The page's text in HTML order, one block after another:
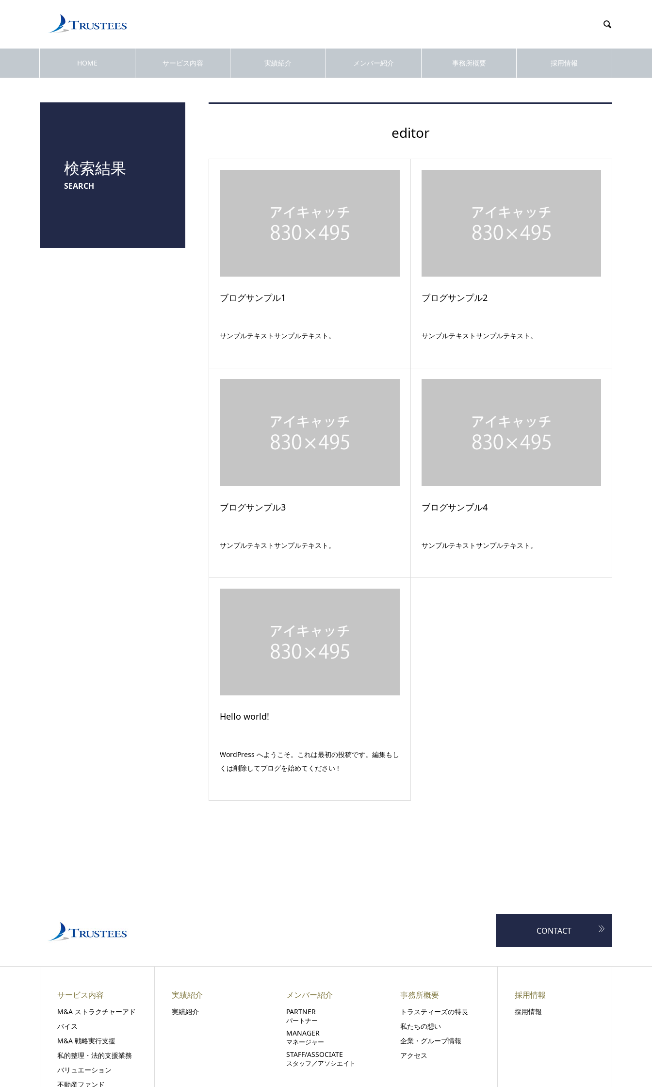

HOME サービス内容 実績紹介 メンバー紹介 事務所概要 採用情報
検索結果
SEARCH
editor
ブログサンプル1
サンプルテキストサンプルテキスト。
ブログサンプル2
サンプルテキストサンプルテキスト。
ブログサンプル3
サンプルテキストサンプルテキスト。
ブログサンプル4
サンプルテキストサンプルテキスト。
Hello world!
WordPress へようこそ。これは最初の投稿です。編集もし
くは削除してブログを始めてください !
CONTACT
サービス内容
M&A ストラクチャーアド
バイス
M&A 戦略実行支援
私的整理・法的支援業務
バリュエーション
不動産ファンド
実績紹介
実績紹介
メンバー紹介
PARTNER
パートナー
MANAGER
マネージャー
STAFF/ASSOCIATE
スタッフ／アソシエイト
事務所概要
トラスティーズの特長
私たちの想い
企業・グループ情報
アクセス
採用情報
採用情報